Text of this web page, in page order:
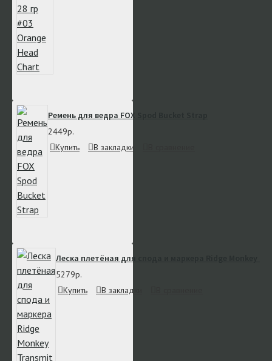
Ремень для ведра FOX Spod Bucket Strap
2449р.
Купить
В закладки
Леска плетёная для спода и маркера Ridge Monkey
5279р.
Купить
В закладки